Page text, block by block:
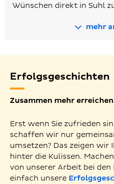
Wünschen direkt in Suhl
mehr
Erfolgsgeschichten
Zusammen mehr erreichen
Erst wenn Sie zufrieden
schaffen wir nur
umsetzen? Das zeigen wir
hinter die Kulissen.
von unserer Arbeit bei den
einfach unsere